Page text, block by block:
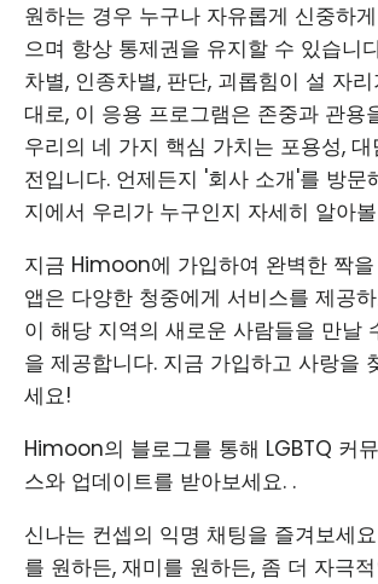
원하는 경우 누구나 자유롭게 신중하
으며 항상 통제권을 유지할 수 있습니
차별, 인종차별, 판단, 괴롭힘이 설 자
대로, 이 응용 프로그램은 존중과 관용
우리의 네 가지 핵심 가치는 포용성,
전입니다. 언제든지 '회사 소개'를 방문
지에서 우리가 누구인지 자세히 알아
지금 Himoon에 가입하여 완벽한 짝을
앱은 다양한 청중에게 서비스를 제공
이 해당 지역의 새로운 사람들을 만날
을 제공합니다. 지금 가입하고 사랑을
세요!
Himoon의 블로그를 통해 LGBTQ 커
스와 업데이트를 받아보세요. .
신나는 컨셉의 익명 채팅을 즐겨보세
를 원하든, 재미를 원하든, 좀 더 자극